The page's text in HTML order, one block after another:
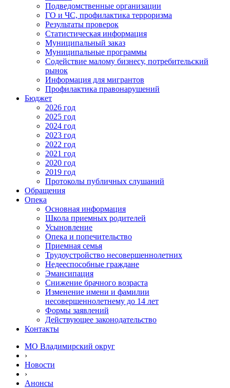
Подведомственные организации
ГО и ЧС, профилактика терроризма
Результаты проверок
Статистическая информация
Муниципальный заказ
Муниципальные программы
Содействие малому бизнесу, потребительский
рынок
Информация для мигрантов
Профилактика правонарушений
Бюджет
2026 год
2025 год
2024 год
2023 год
2022 год
2021 год
2020 год
2019 год
Протоколы публичных слушаний
Обращения
Опека
Основная информация
Школа приемных родителей
Усыновление
Опека и попечительство
Приемная семья
Трудоустройство несовершеннолетних
Недееспособные граждане
Эмансипация
Снижение брачного возраста
Изменение имени и фамилии
несовершеннолетнему до 14 лет
Формы заявлений
Действующее законодательство
Контакты
МО Владимирский округ
›
Новости
›
Анонсы